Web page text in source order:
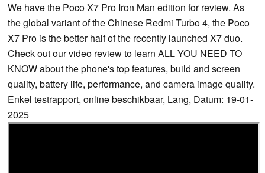
We have the Poco X7 Pro Iron Man edition for review. As
the global variant of the Chinese Redmi Turbo 4, the Poco
X7 Pro is the better half of the recently launched X7 duo.
Check out our video review to learn ALL YOU NEED TO
KNOW about the phone's top features, build and screen
quality, battery life, performance, and camera image quality.
Enkel testrapport, online beschikbaar, Lang, Datum: 19-01-
2025